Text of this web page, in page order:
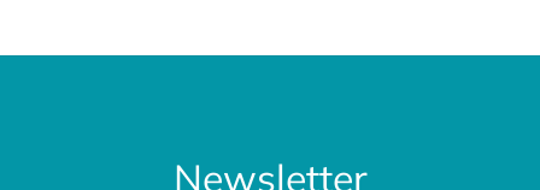
Newsletter